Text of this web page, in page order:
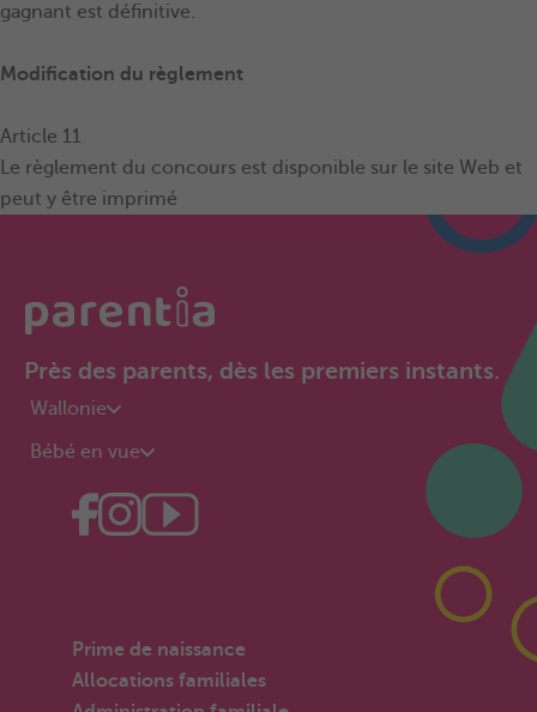
gagnant est définitive.
Modification du règlement
Article 11
Le règlement du concours est disponible sur le site Web et
peut y être imprimé
Près des parents, dès les premiers instants.
Wallonie
Bébé en vue
Prime de naissance
Allocations familiales